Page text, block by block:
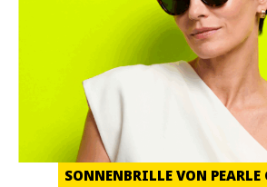
SONNENBRILLE VON